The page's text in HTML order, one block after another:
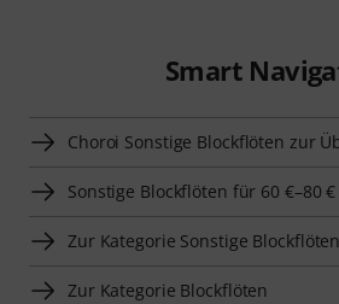
Smart
Choroi Sonstige Blockflöten zur
Sonstige Blockflöten für 60 €–80
Zur Kategorie Sonstige Blockflöten
Zur Kategorie Blockflöten